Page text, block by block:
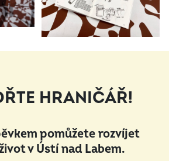
HRANIČÁŘ!
pomůžete rozvíjet
v Ústí nad Labem.